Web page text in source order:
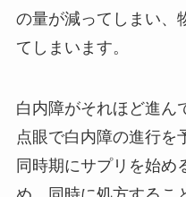
の量が減ってしまい、
てしまいます。
白内障がそれほど進ん
点眼で白内障の進行を
同時期にサプリを始め